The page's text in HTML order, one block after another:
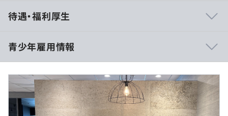
広げることができます。
さを追求する広い視野を持ったモノ作りができます。
・こだわりを持った個性的な人たちとディスカッションし
ながら、新しいモノを生み出していける面白さがありま
す。
・これが正解というものはなく、ひとりひとりの個性を活
かして成果につなげられる会社です。
待遇・福利厚生
時給1,800円
交通費別途支給
青少年雇用情報
過去３年間の新卒採用者数の男女別人数
前年度 男性6人 女性2人